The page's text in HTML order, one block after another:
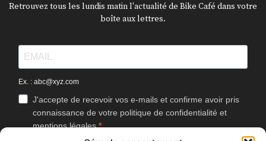
Retrouvez tous les lundis matin l'actualité de Bike Café dans votre
boîte aux lettres.
Ex. : abc@xyz.com
J'accepte de recevoir vos e-mails et confirme avoir pris
connaissance de votre politique de confidentialité et
mentions légales.